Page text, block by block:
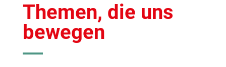
Themen, die uns
bewegen